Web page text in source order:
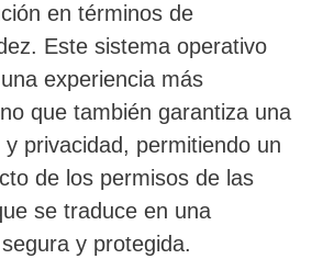
en términos de
Este sistema operativo
experiencia más
que también garantiza una
privacidad, permitiendo un
de los permisos de las
se traduce en una
y protegida.